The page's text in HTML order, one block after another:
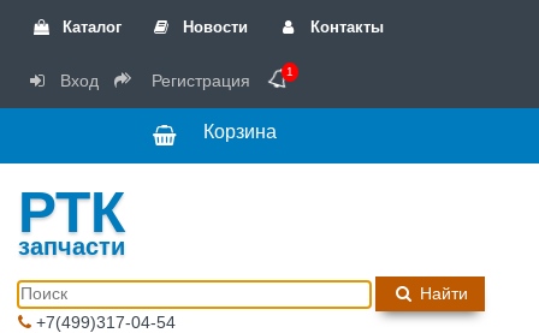
Каталог Новости Контакты
Вход Регистрация 1
Корзина
РТК
запчасти
Найти
+7(499)317-04-54